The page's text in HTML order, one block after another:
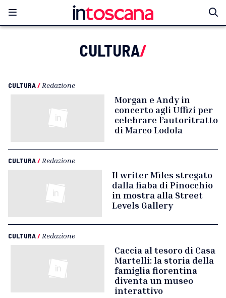
CULTURA/
CULTURA/ Redazione
Morgan e Andy in
concerto agli Uffizi per
celebrare l’autoritratto
di Marco Lodola
CULTURA/ Redazione
Il writer Mìles stregato
dalla fiaba di Pinocchio
in mostra alla Street
Levels Gallery
CULTURA/ Redazione
Caccia al tesoro di Casa
Martelli: la storia della
famiglia fiorentina
diventa un museo
interattivo